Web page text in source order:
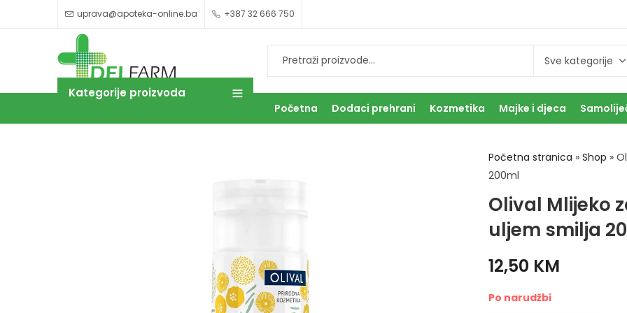
uprava@apoteka-online.ba +387 32 666 750
Kategorije proizvoda
Početna Dodaci prehrani Kozmetika Majke i djeca
Početna stranica » Shop »
200ml
Olival Mlijeko
uljem smilja
12,50 KM
Po narudžbi